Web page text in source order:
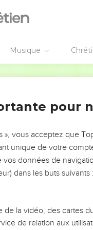
Musique
ἐν τῇ καρδίᾳ
αὐθαίρετος
ἐν τῷ εὐαγγελίῳ
συνέκδημος ἡμῶν
καὶ προθυμίαν
ταύτῃ τῇ
καὶ ἐνώπιον
ἐν πολλοῖς
εἰς ὑμᾶς.
εἴτε ἀδελφοὶ ἡμῶν,
ὑπὲρ ὑμῶν εἰς
pour
», vous acceptez que
unique de votre
données de
dans les buts suivants :
de la vidéo, des cartes
de relation aux